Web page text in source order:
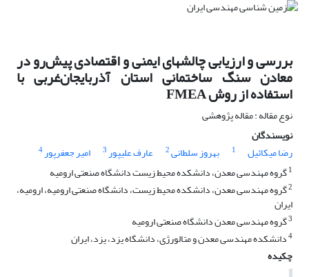
بررسی و ارزیابی چالشهای ایمنی و اقتصادی پیش‌رو در
معادن سنگ ساختمانی استان آذربایجان‌غربی با
استفاده از روش FMEA
نوع مقاله : مقاله پژوهشی
نویسندگان
رضا میکائیل
1 بهروز سلطانی2 عارف علیپور3 امیر جعفرپور4
1گروه مهندسی معدن، دانشکده محیط زیست دانشگاه صنعتی ارومیه
2گروه مهندسی معدن، دانشکده محیط زیست، دانشگاه صنعتی ارومیه، ارومیه،
ایران
3گروه مهندسی معدن دانشگاه صنعتی ارومیه
4دانشکده مهندسی معدن و متالورژی، دانشگاه یزد، یزد، ایران
چکیده